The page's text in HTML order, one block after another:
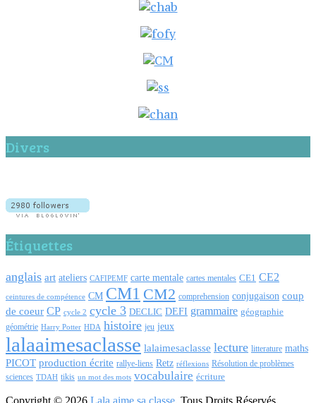
Divers
Étiquettes
anglais art ateliers CAFIPEMF carte mentale cartes mentales CE1 CE2
ceintures de compétence CM CM1 CM2 comprehension conjugaison coup
de coeur CP cycle 2 cycle 3 DECLIC DEFI grammaire géographie
géométrie Harry Potter HDA histoire jeu jeux
lalaaimesaclasse lalaimesaclasse lecture litterature maths
PICOT production écrite rallye-liens Retz réflexions Résolution de problèmes
sciences TDAH tikis un mot des mots vocabulaire écriture